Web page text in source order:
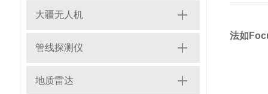
大疆无人机
管线探测仪
地质雷达
法如